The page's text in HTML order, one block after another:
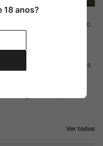
turísticos uruguaios, como
Garzon é a combinação
com mais de 240
Agroland, fundada
Os vinhos são elaborados
uma das maiores
vinhos premium. Um
o Uruguai no mapa
Ver todos
18 anos?